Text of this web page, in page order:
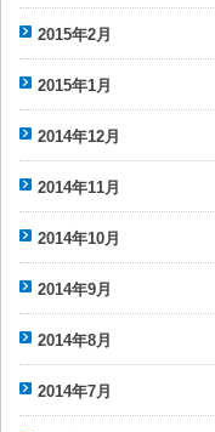
2015年2月
2015年1月
2014年12月
2014年11月
2014年10月
2014年9月
2014年8月
2014年7月